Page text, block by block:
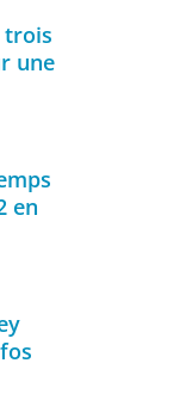
trois
une
en